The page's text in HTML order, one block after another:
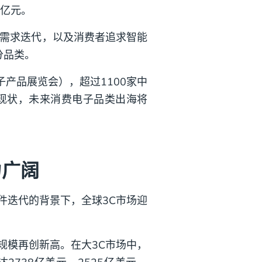
元。
求迭代，以及消费者追求智能
类。
产品展览会），超过1100家中
状，未来消费电子品类出海将
阔
迭代的背景下，全球3C市场迎
再创新高。在大3C市场中，